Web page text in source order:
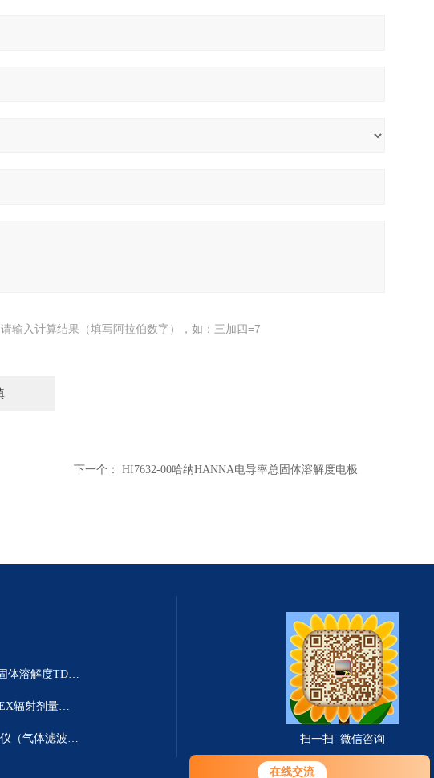
在线交流
您好！欢迎前来咨询，很高兴为您
请输入计算结果（填写阿拉伯数字），如：三加四=7
下一个： HI7632-00哈纳HANNA电导率总固体溶解度电极
HI98301/HI98302笔式总固体溶解度TDS测定仪
AT1123白俄罗斯ATOMTEX辐射剂量测量仪
TH-2004型一氧化碳分析仪（气体滤波相关红外吸收法） 扫一扫 微信咨询